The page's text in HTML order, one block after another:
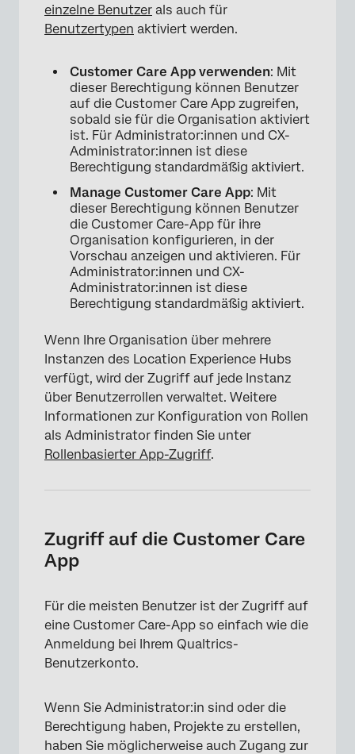
einzelne Benutzer als auch für
Benutzertypen aktiviert werden.
Customer Care App verwenden: Mit
dieser Berechtigung können Benutzer
auf die Customer Care App zugreifen,
sobald sie für die Organisation aktiviert
ist. Für Administrator:innen und CX-
Administrator:innen ist diese
Berechtigung standardmäßig aktiviert.
Manage Customer Care App: Mit
dieser Berechtigung können Benutzer
die Customer Care-App für ihre
Organisation konfigurieren, in der
Vorschau anzeigen und aktivieren. Für
Administrator:innen und CX-
Administrator:innen ist diese
Berechtigung standardmäßig aktiviert.
Wenn Ihre Organisation über mehrere
Instanzen des Location Experience Hubs
verfügt, wird der Zugriff auf jede Instanz
über Benutzerrollen verwaltet. Weitere
Informationen zur Konfiguration von Rollen
als Administrator finden Sie unter
Rollenbasierter App-Zugriff.
Zugriff auf die Customer Care
App
Für die meisten Benutzer ist der Zugriff auf
eine Customer Care-App so einfach wie die
Anmeldung bei Ihrem Qualtrics-
Benutzerkonto.
Wenn Sie Administrator:in sind oder die
Berechtigung haben, Projekte zu erstellen,
haben Sie möglicherweise auch Zugang zur